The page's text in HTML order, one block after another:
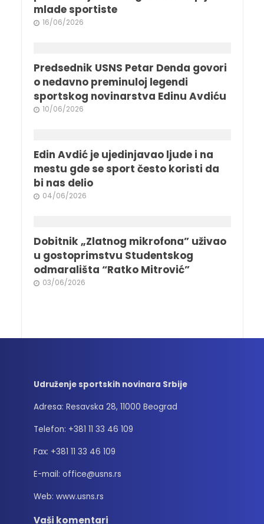
mlade sportiste
16/06/2026
Predsednik USNS Petar Denda govori
o nedavno preminuloj legendi
sportskog novinarstva Edinu Avdiću
10/06/2026
Edin Avdić je ujedinjavao ljude i na
mestu gde se sport često koristi da
bi nas delio
04/06/2026
Dobitnik „Zlatnog mikrofona” uživao
u gostoprimstvu Studentskog
odmarališta “Ratko Mitrović”
03/06/2026
Udruženje sportskih novinara Srbije
Adresa: Resavska 28, 11000 Beograd
Telefon: +381 11 33 46 109
Fax: +381 11 33 46 109
E-mail: office@usns.rs
Web: www.usns.rs
Vaši komentari